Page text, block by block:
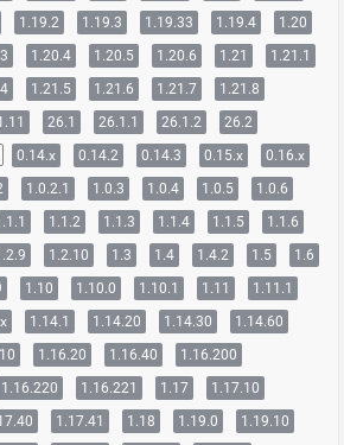
1.19.2 1.19.3 1.19.33 1.19.4
1.20
1.20.4 1.20.5 1.20.6 1.21
1.21.1
1.21.5 1.21.6 1.21.7
1.21.8
26.1 26.1.1 26.1.2 26.2
0.14.x 0.14.2 0.14.3 0.15.x
0.16.x
1.0.2.1 1.0.3 1.0.4 1.0.5
1.0.6
1.1.2 1.1.3 1.1.4 1.1.5
1.1.6
1.2.10 1.3 1.4 1.4.2 1.5
1.6
1.10 1.10.0 1.10.1 1.11
1.11.1
1.14.1 1.14.20 1.14.30
1.14.60
1.16.20 1.16.40
1.16.200
1.16.220 1.16.221 1.17
1.17.10
1.17.41 1.18 1.19.0
1.19.10